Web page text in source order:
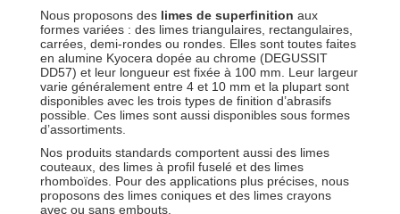
Nous proposons des limes de superfinition aux
formes variées : des limes triangulaires, rectangulaires,
carrées, demi-rondes ou rondes. Elles sont toutes faites
en alumine Kyocera dopée au chrome (DEGUSSIT
DD57) et leur longueur est fixée à 100 mm. Leur largeur
varie généralement entre 4 et 10 mm et la plupart sont
disponibles avec les trois types de finition d’abrasifs
possible. Ces limes sont aussi disponibles sous formes
d’assortiments.
Nos produits standards comportent aussi des limes
couteaux, des limes à profil fuselé et des limes
rhomboïdes. Pour des applications plus précises, nous
proposons des limes coniques et des limes crayons
avec ou sans embouts.